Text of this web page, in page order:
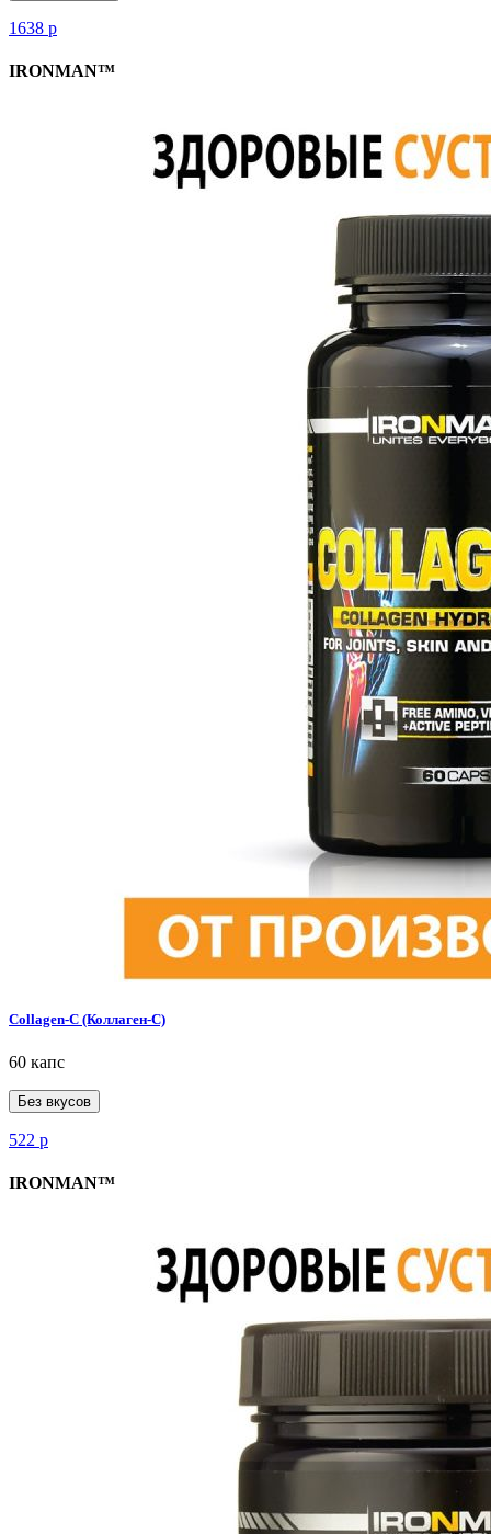
1638 р
IRONMAN™
Collagen-C (Коллаген-С)
60 капс
Без вкусов
522 р
IRONMAN™